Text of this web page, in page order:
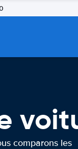
comparons les